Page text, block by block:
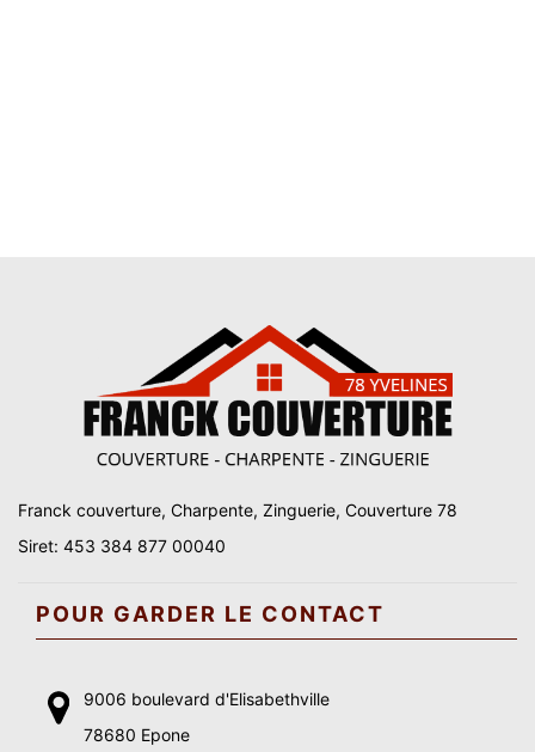
Franck couverture, Charpente, Zinguerie, Couverture 78
Siret: 453 384 877 00040
POUR GARDER LE CONTACT
9006 boulevard d'Elisabethville
78680 Epone